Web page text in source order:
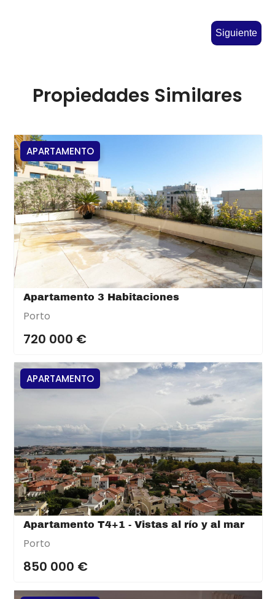
Siguiente
Propiedades Similares
APARTAMENTO
Apartamento 3 Habitaciones
Porto
720 000 €
APARTAMENTO
Apartamento T4+1 - Vistas al río y al mar
Porto
850 000 €